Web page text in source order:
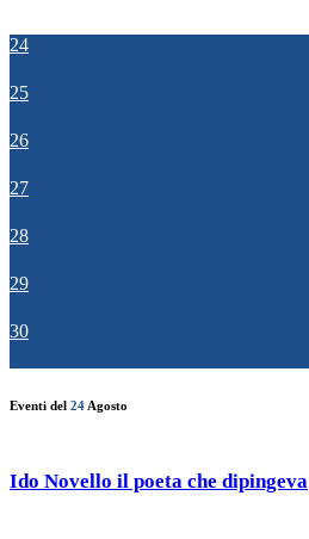
24
25
26
27
28
29
30
Eventi del 24 Agosto
Ido Novello il poeta che dipingeva